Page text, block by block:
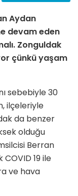
Aydan
devam eden
Zonguldak
çünkü yaşam
sebebiyle 30
ilçeleriyle
da benzer
olduğu
Berran
19 ile
ve hava